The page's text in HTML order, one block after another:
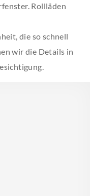
Rollläden
die so schnell
wir die Details in